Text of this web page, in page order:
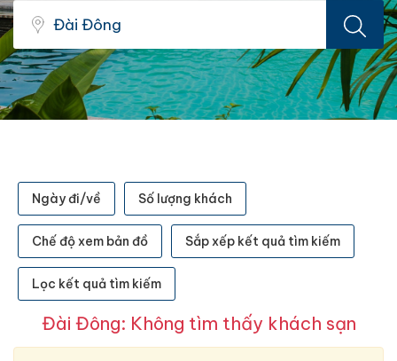
Ngày đi/về Số lượng khách
Chế độ xem bản đồ Sắp xếp kết quả tìm kiếm
Lọc kết quả tìm kiếm
Đài Đông: Không tìm thấy khách sạn